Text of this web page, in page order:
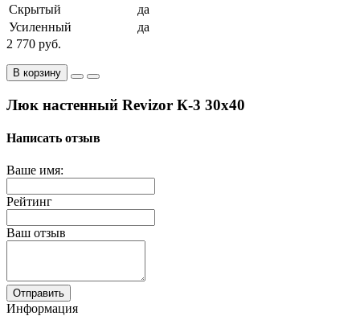
Скрытый
да
Усиленный
да
2 770 руб.
В корзину
Люк настенный Revizor К-3 30x40
Написать отзыв
Ваше имя:
Рейтинг
Ваш отзыв
Отправить
Информация